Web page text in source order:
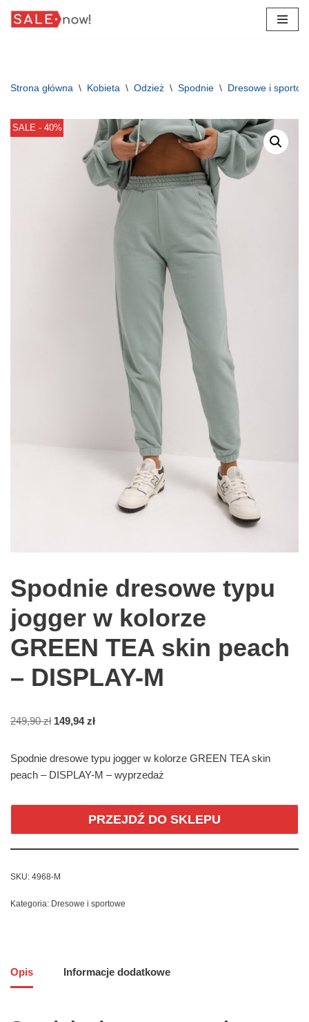
Strona główna \ Kobieta \ Odzież \ Spodnie \ Dresowe i
SALE - 40%
Spodnie dresowe typu
jogger w kolorze
GREEN TEA skin peach
– DISPLAY-M
249,90zł 149,94zł
Spodnie dresowe typu jogger w kolorze GREEN TEA skin
peach – DISPLAY-M – wyprzedaż
PRZEJDŹ DO SKLEPU
SKU: 4968-M
Kategoria: Dresowe i sportowe
Opis Informacje dodatkowe